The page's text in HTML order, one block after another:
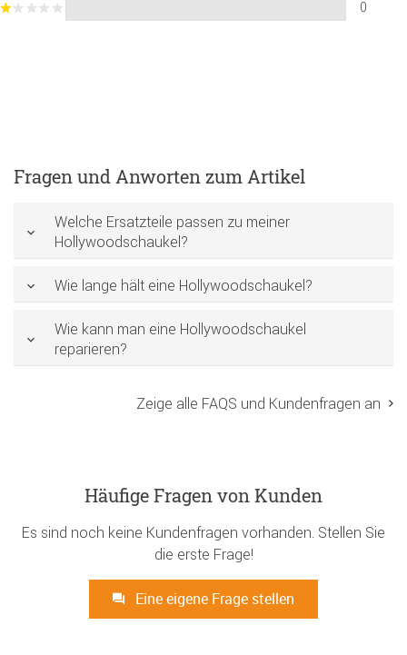
0
Fragen und Anworten zum Artikel
Welche Ersatzteile passen zu meiner
Hollywoodschaukel?
Wie lange hält eine Hollywoodschaukel?
Wie kann man eine Hollywoodschaukel
reparieren?
Zeige alle FAQS und Kundenfragen an
Häufige Fragen von Kunden
Es sind noch keine Kundenfragen vorhanden. Stellen Sie
die erste Frage!
Eine eigene Frage stellen